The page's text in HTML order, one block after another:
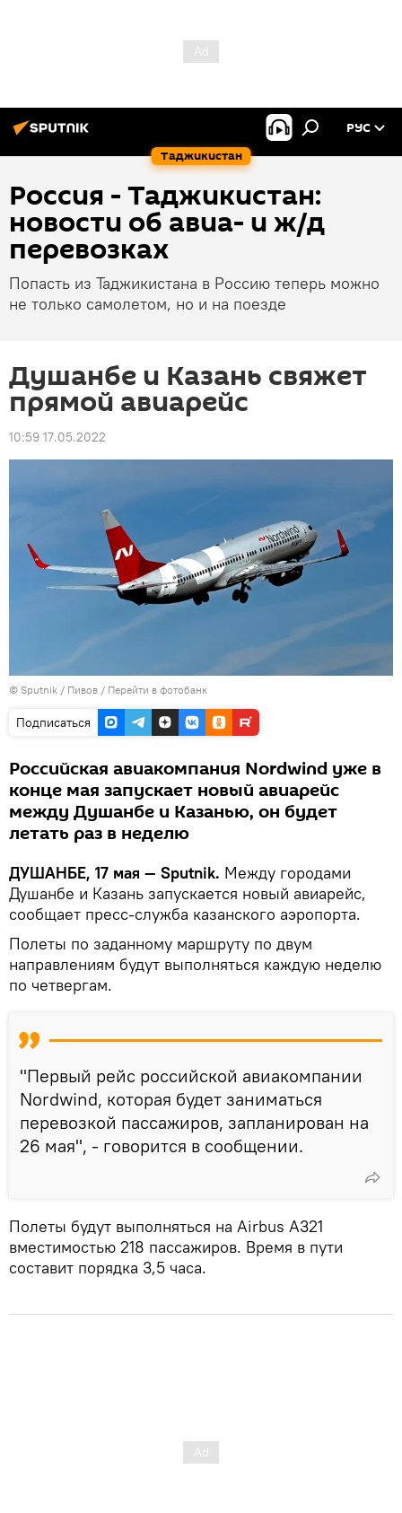
Таджикистан
РУС
Россия - Таджикистан:
новости об авиа- и ж/д
перевозках
Попасть из Таджикистана в Россию теперь можно
не только самолетом, но и на поезде
Душанбе и Казань свяжет
прямой авиарейс
10:59 17.05.2022
© Sputnik / Пивов / Перейти в фотобанк
Подписаться
Российская авиакомпания Nordwind уже в
конце мая запускает новый авиарейс
между Душанбе и Казанью, он будет
летать раз в неделю
ДУШАНБЕ, 17 мая — Sputnik. Между городами
Душанбе и Казань запускается новый авиарейс,
сообщает пресс-служба казанского аэропорта.
Полеты по заданному маршруту по двум
направлениям будут выполняться каждую неделю
по четвергам.
"Первый рейс российской авиакомпании
Nordwind, которая будет заниматься
перевозкой пассажиров, запланирован на
26 мая", - говорится в сообщении.
Полеты будут выполняться на Airbus A321
вместимостью 218 пассажиров. Время в пути
составит порядка 3,5 часа.